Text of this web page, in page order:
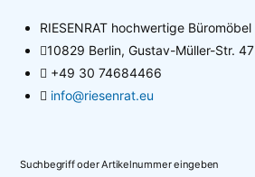
RIESENRAT hochwertige Büromöbel
10829 Berlin, Gustav-Müller-Str. 47
+49 30 74684466
info@riesenrat.eu
Suchbegriff oder Artikelnummer eingeben